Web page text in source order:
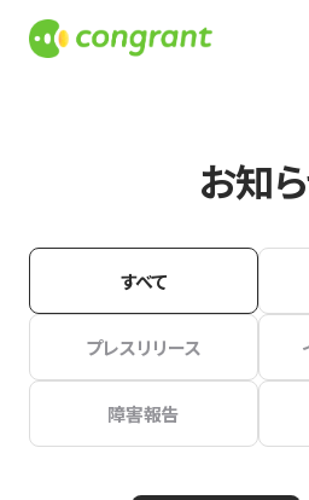
お知
すべて
プレスリリース
障害報告